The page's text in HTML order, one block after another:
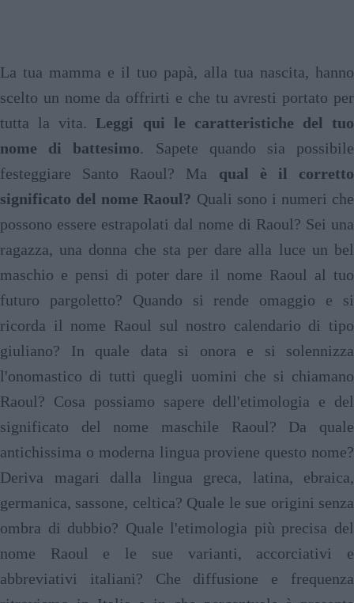
La tua mamma e il tuo papà, alla tua nascita, hanno
scelto un nome da offrirti e che tu avresti portato per
tutta la vita.Leggi qui le caratteristiche del tuo
nome di battesimo. Sapete quando sia possibile
festeggiare Santo Raoul? Ma qual è il corretto
significato del nome Raoul? Quali sono i numeri che
possono essere estrapolati dal nome di Raoul? Sei una
ragazza, una donna che sta per dare alla luce un bel
maschio e pensi di poter dare il nome Raoul al tuo
futuro pargoletto? Quando si rende omaggio e si
ricorda il nome Raoul sul nostro calendario di tipo
giuliano? In quale data si onora e si solennizza
l'onomastico di tutti quegli uomini che si chiamano
Raoul? Cosa possiamo sapere dell'etimologia e del
significato del nome maschile Raoul? Da quale
antichissima o moderna lingua proviene questo nome?
Deriva magari dalla lingua greca, latina, ebraica,
germanica, sassone, celtica? Quale le sue origini senza
ombra di dubbio? Quale l'etimologia più precisa del
nome Raoul e le sue varianti, accorciativi e
abbreviativi italiani? Che diffusione e frequenza